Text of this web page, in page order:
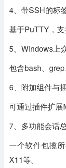
4、带SSH的标
基于PuTTY，支
5、Windows上
包含bash、
6、附加组件与
可通过插件扩展
7、多功能会话
一个软件包揽
X11等。